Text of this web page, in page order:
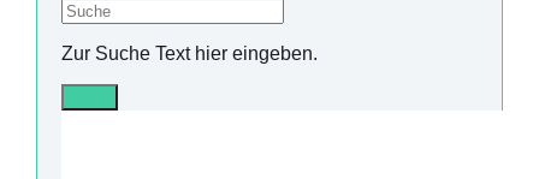
Zur Suche Text hier eingeben.